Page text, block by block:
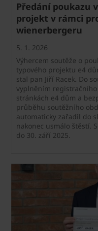
Předání poukazu
projekt v rámci
wienerbergeru
5. 1. 2026
Výhercem soutěže o
typového projektu e4
stal pan Jiří Racek. Do
vyplněním
stránkách e4 dům a
průběhu soutěžního
automaticky zařadil do
nakonec usmálo štěstí.
do 30. září 2025.